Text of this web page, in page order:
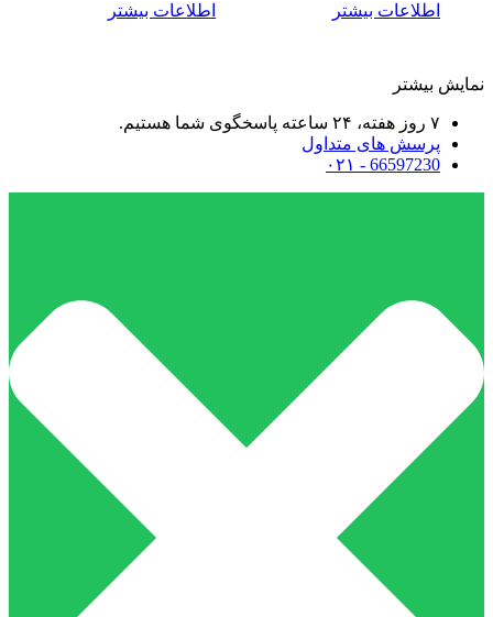
اطلاعات بیشتر اطلاعات بیشتر
بیشتر
۷ روز هفته، ۲۴ ساعته پاسخگوی شما هستیم.
پرسش های متداول
66597230 - ۰۲۱